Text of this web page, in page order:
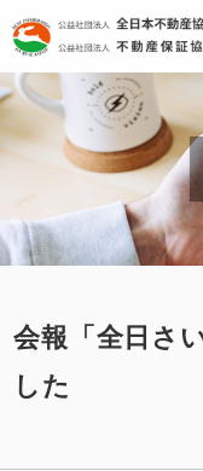
会報「全日さ
した